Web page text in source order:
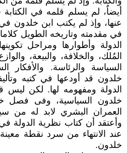
أيضاٌ، لم يسلم قلمه في
عنها، وإذ لم يكتب ابن خلدون في
في مقدمته وتاريخه الطويل
الدولة وأطوارها ومراحل
المُلك، والخلافة، والبيعة،
السياسة والرئاسة. والأفكار
خلدون قد أودعها في كتبه
الدولة ومفهومه لها. لكن ليس
خلدون السياسية، وفى فصل
العمران البشري لابد له من
وأعتقد أن كتاب نظرية الدولة
عند الانتهاء من سرد نقطة
خلدون.